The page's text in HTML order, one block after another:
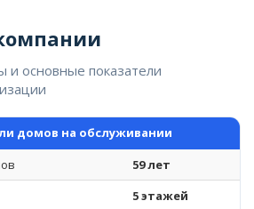
и основные показатели
домов на обслуживании
59 лет
5 этажей